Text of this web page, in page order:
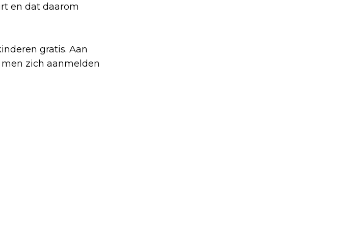
en dat daarom
gratis. Aan
zich aanmelden